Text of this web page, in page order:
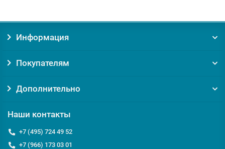
Информация
Покупателям
Дополнительно
Наши контакты
+7 (495) 724 49 52
+7 (966) 173 03 01